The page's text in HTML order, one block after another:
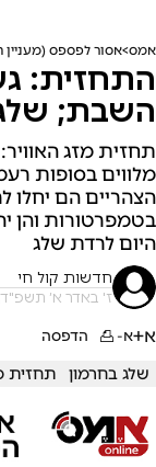
אמס אסור לפספס
התחזית:
השבת;
תחזית מזג
מלווים בסופות
הצהריים הם יחלו
בטמפרטורות והן
היום לרדת שלג
חדשות קול חי
ז' באדר א׳ תשפ"ד, 16/02/24 06:52
א+א- הדפסה
שלג בחרמון תחזית